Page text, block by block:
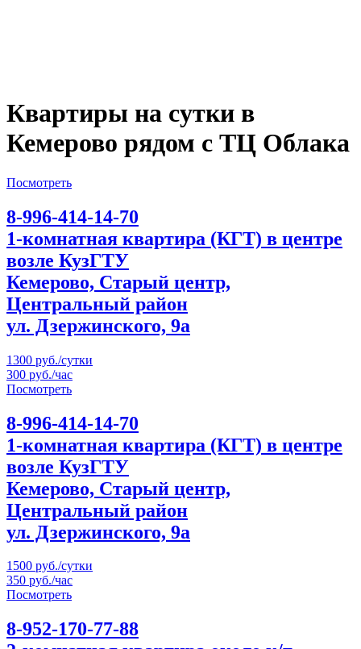
Квартиры на сутки в
Кемерово рядом с ТЦ Облака
Посмотреть
8-996-414-14-70
1-комнатная квартира (КГТ) в центре
возле КузГТУ
Кемерово, Старый центр,
Центральный район
ул. Дзержинского, 9а
1300 руб./сутки
300 руб./час
Посмотреть
8-996-414-14-70
1-комнатная квартира (КГТ) в центре
возле КузГТУ
Кемерово, Старый центр,
Центральный район
ул. Дзержинского, 9а
1500 руб./сутки
350 руб./час
Посмотреть
8-952-170-77-88